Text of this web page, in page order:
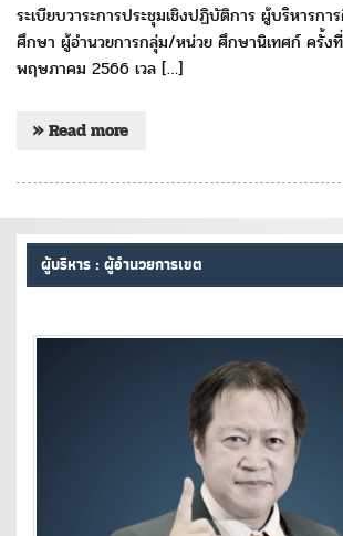
ระเบียบวาระการประชุมเชิงปฏิบัติการ ผู้บริหารก
ศึกษา ผู้อำนวยการกลุ่ม/หน่วย ศึกษานิเทศก์ ครั้ง
พฤษภาคม 2566 เวล […]
» Read more
ผู้บริหาร : ผู้อำนวยการเขต